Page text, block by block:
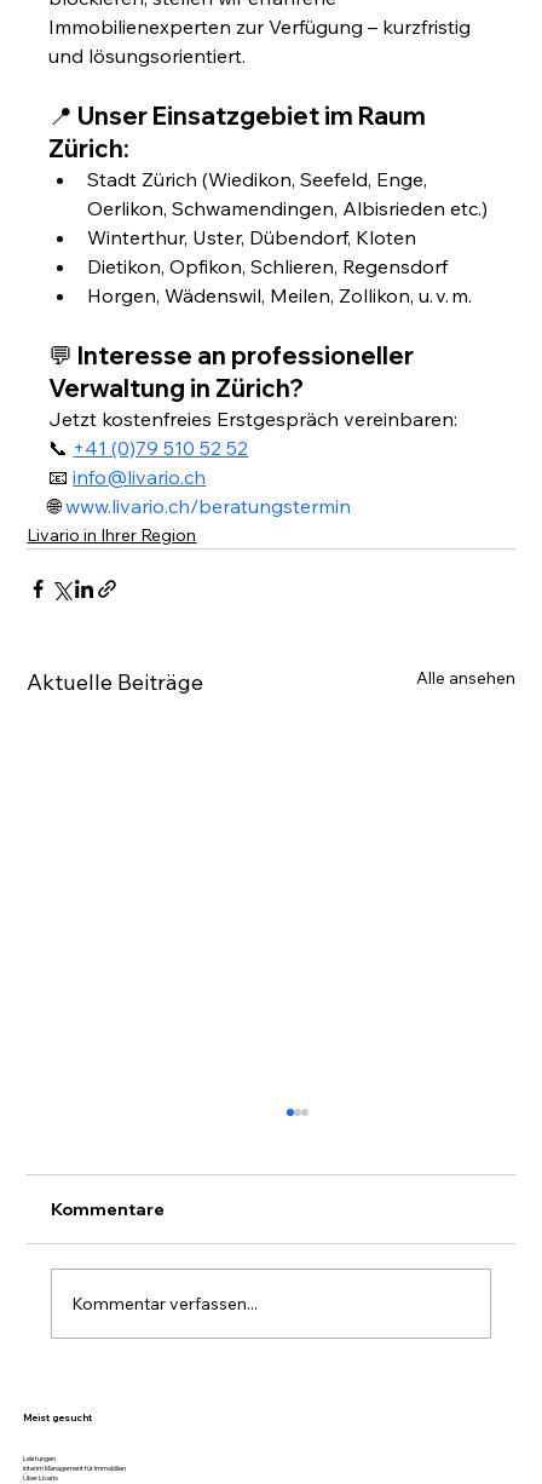
Immobilienexperten zur Verfügung – kurzfristig
und lösungsorientiert.
📍 Unser Einsatzgebiet im Raum
Zürich:
Stadt Zürich (Wiedikon, Seefeld, Enge,
Oerlikon, Schwamendingen, Albisrieden etc.)
Winterthur, Uster, Dübendorf, Kloten
Dietikon, Opfikon, Schlieren, Regensdorf
Horgen, Wädenswil, Meilen, Zollikon, u. v. m.
💬 Interesse an professioneller
Verwaltung in Zürich?
Jetzt kostenfreies Erstgespräch vereinbaren:
📞 +41 (0)79 510 52 52
📧 info@livario.ch
🌐 www.livario.ch/beratungstermin
Livario in Ihrer Region
Aktuelle Beiträge Alle ansehen
Kommentare
Kommentar verfassen...
Meist gesucht
Leistungen
Interim Management für Immobilien
Über Livario